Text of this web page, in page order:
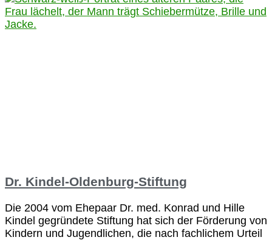
Dr. Kindel-Oldenburg-Stiftung
Die 2004 vom Ehepaar Dr. med. Konrad und Hille
Kindel gegründete Stiftung hat sich der Förderung von
Kindern und Jugendlichen, die nach fachlichem Urteil